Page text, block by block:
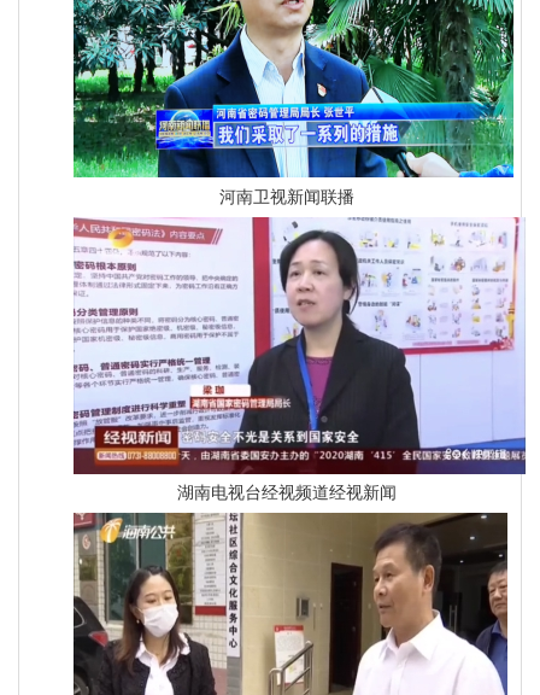
河南卫视新闻联播
湖南电视台经视频道经视新闻